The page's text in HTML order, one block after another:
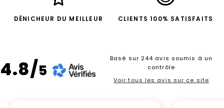
DÉNICHEUR DU MEILLEUR CLIENTS 100% SATISFAITS
4.8/5
Basé sur 244 avis soumis à un
contrôle
Voir tous les avis sur ce site